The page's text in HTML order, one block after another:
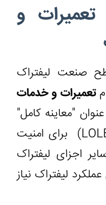
تعمیرات و
صنعت لیفتراک
تعمیرات و خدمات
"معاینه کامل"
) برای امنیت
اجزای لیفتراک
لیفتراک نیاز